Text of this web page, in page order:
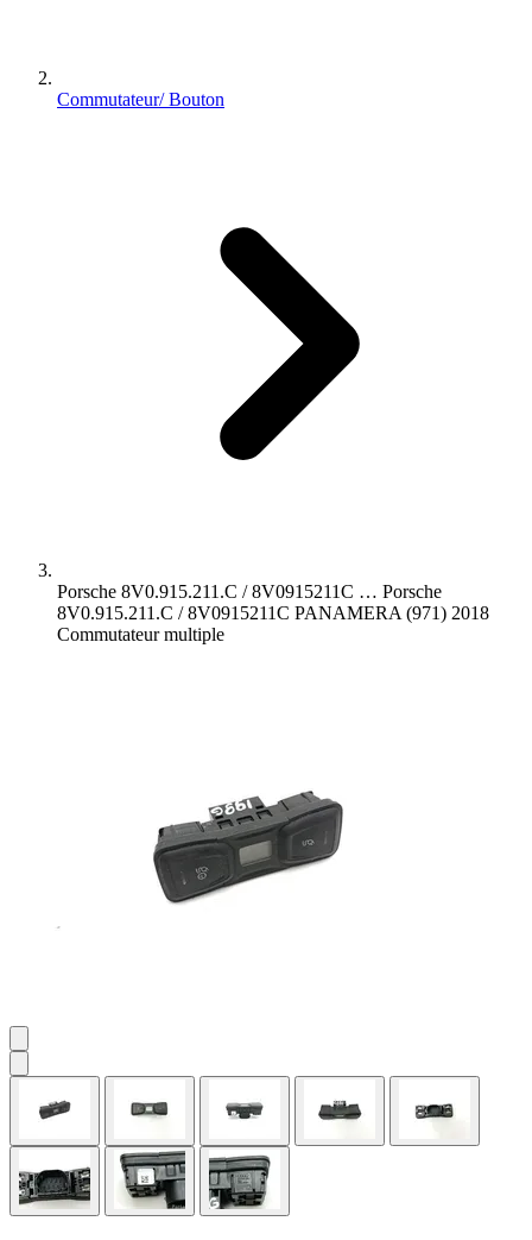
Commutateur/ Bouton
Porsche 8V0.915.211.C / 8V0915211C … Porsche
8V0.915.211.C / 8V0915211C PANAMERA (971) 2018
Commutateur multiple